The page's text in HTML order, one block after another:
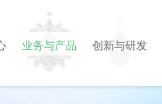
业务与产品 创新与研发